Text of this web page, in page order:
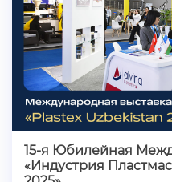
15-я Юбилейная
«Индустрия